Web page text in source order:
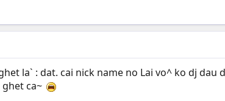
la` : dat. cai nick name no Lai vo^ ko dj
ca~